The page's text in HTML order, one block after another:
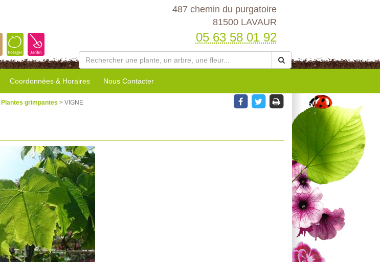
487 chemin du purgatoire
81500 LAVAUR
05 63 58 01 92
Coordonnées & Horaires Nous Contacter
Plantes grimpantes > VIGNE